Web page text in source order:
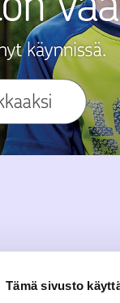
Tämä sivusto